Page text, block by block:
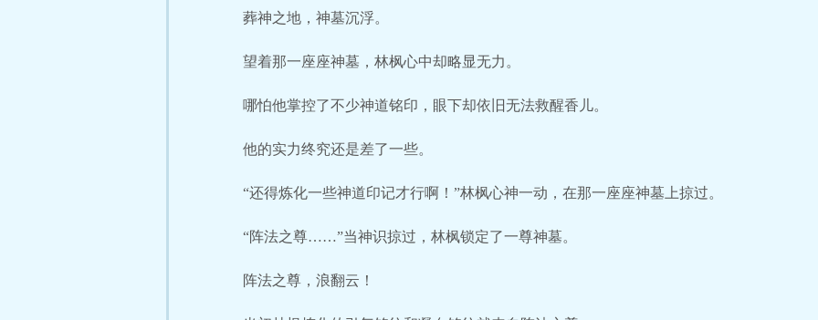
葬神之地，神墓沉浮。
望着那一座座神墓，林枫心中却略显无力。
哪怕他掌控了不少神道铭印，眼下却依旧无法救醒香儿。
他的实力终究还是差了一些。
“还得炼化一些神道印记才行啊！”林枫心神一动，在那一座座神墓上掠过。
“阵法之尊……”当神识掠过，林枫锁定了一尊神墓。
阵法之尊，浪翻云！